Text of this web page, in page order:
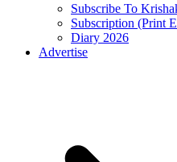
Subscribe To
Subscription (Print
Diary 2026
Advertise